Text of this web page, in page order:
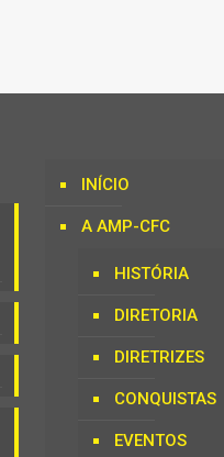
INÍCIO
A AMP-CFC
HISTÓRIA
DIRETORIA
DIRETRIZES
CONQUISTAS
EVENTOS